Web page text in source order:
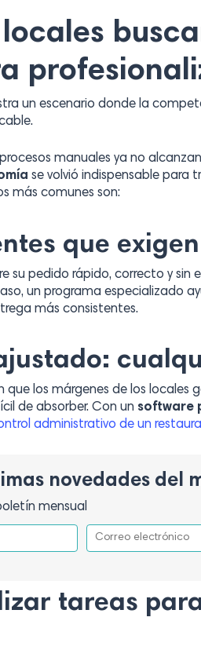
un escenario donde la
manuales ya no
se volvió indispensable para
más comunes son:
que
su pedido rápido, correcto y sin
un programa especializado
más consistentes.
los márgenes de los locales
de absorber. Con un software
administrativo de un
novedades del
mensual
tareas